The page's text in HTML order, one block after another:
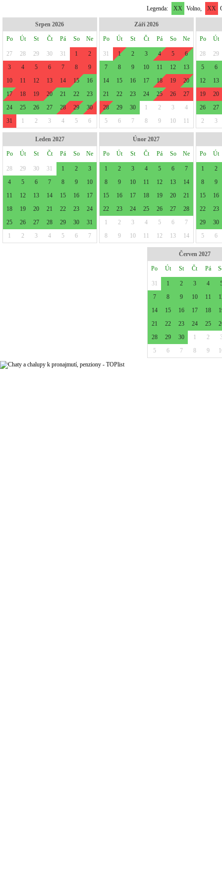
Legenda: XX Volno, XX
Srpen 2026
Po Út St Čt Pá So Ne
27 28 29 30 31 1
2
3
4 5 6 7 8
9
10
11 12 13 14 15
16
17
18 19 20 21 22
23
24
25 26 27 28 29
30
31
1 2 3 4 5 6
Září 2026
Po Út St Čt Pá So Ne
31 1 2 3 4 5
6
7
8 9 10 11 12
13
14
15 16 17 18 19
20
21
22 23 24 25 26
27
28
29 30 1 2 3
4
5
6 7 8 9 10 11
Po Út
28
29
5
6
12
13
19
20
26
27
2
3
Leden 2027
Po Út St Čt Pá So Ne
28 29 30 31 1 2
3
4
5 6 7 8 9
10
11
12 13 14 15 16
17
18
19 20 21 22 23
24
25
26 27 28 29 30
31
1
2 3 4 5 6 7
Únor 2027
Po Út St Čt Pá So Ne
1 2 3 4 5 6
7
8
9 10 11 12 13
14
15
16 17 18 19 20
21
22
23 24 25 26 27
28
1
2 3 4 5 6
7
8
9 10 11 12 13 14
Po Út
1
2
8
9
15
16
22
23
29
30
5
6
Červen 2027
Po Út St Čt Pá
31 1 2 3 4
7
8 9 10 11
14
15 16 17 18
21
22 23 24 25
28
29 30 1 2
5
6 7 8 9